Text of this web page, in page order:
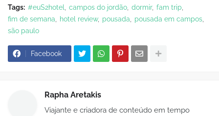
Tags: #euS2hotel campos do jordão dormir fam trip
fim de semana
hotel review pousada
pousada em campos
são paulo
Facebook
Rapha Aretakis
Viajante e criadora de conteúdo em tempo